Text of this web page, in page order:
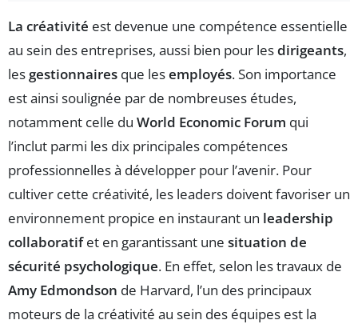
La créativité est devenue une compétence essentielle
au sein des entreprises, aussi bien pour lesdirigeants,
les gestionnaires que lesemployés. Son importance
est ainsi soulignée par de nombreuses études,
notamment celle du World Economic Forum qui
l’inclut parmi les dix principales compétences
professionnelles à développer pour l’avenir. Pour
cultiver cette créativité, les leaders doivent favoriser un
environnement propice en instaurant un leadership
collaboratifet en garantissant une situation de
sécurité psychologique. En effet, selon les travaux de
Amy Edmondson de Harvard, l’un des principaux
moteurs de la créativité au sein des équipes est la